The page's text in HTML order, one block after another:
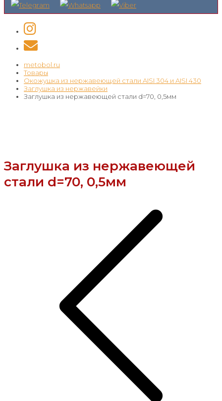
metobol.ru
Товары
Окожушка из нержавеющей стали AISI 304 и AISI 430
Заглушка из нержавейки
Заглушка из нержавеющей стали d=70, 0,5мм
Заглушка из нержавеющей
стали d=70, 0,5мм